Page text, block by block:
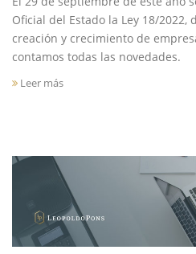
Oficial del Estado la Ley 18/2022,
creación y crecimiento de
contamos todas las novedades.
Leer más